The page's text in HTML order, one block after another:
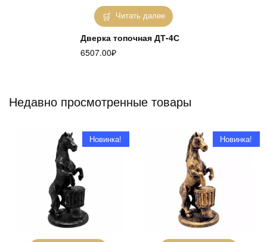
Читать далее
Дверка топочная ДТ-4С
6507.00₽
Недавно просмотренные товары
Новинка! Новинка!